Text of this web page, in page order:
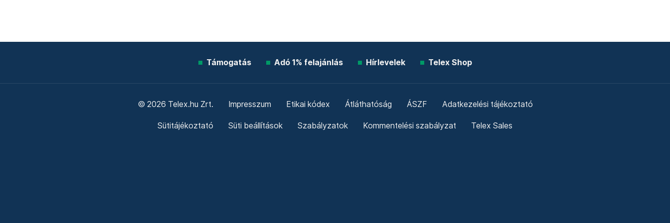
Támogatás Adó 1% felajánlás Hírlevelek Telex Shop
© 2026 Telex.hu Zrt. Impresszum Etikai kódex Átláthatóság ÁSZF Adatkezelési tájékoztató
Sütitájékoztató Süti beállítások Szabályzatok Kommentelési szabályzat Telex Sales